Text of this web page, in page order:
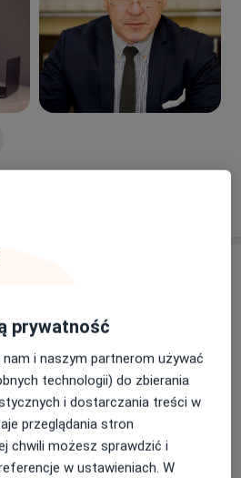
Umów wizytę
ligacja
prywatność
i naszym partnerom używać
technologii) do zbierania
i dostarczania treści w
przeglądania stron
chwili możesz sprawdzić i
w ustawieniach. W